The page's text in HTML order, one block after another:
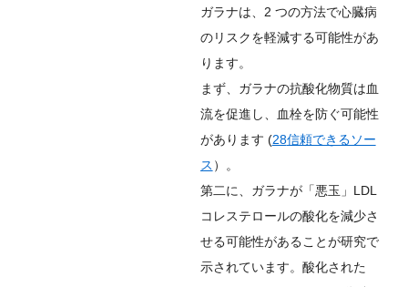
ガラナは、2 つの方法で心臓病
のリスクを軽減する可能性があ
ります。
まず、ガラナの抗酸化物質は血
流を促進し、血栓を防ぐ可能性
があります (28信頼できるソー
ス ）。
第二に、ガラナが「悪玉」LDL
コレステロールの酸化を減少さ
せる可能性があることが研究で
示されています。酸化された